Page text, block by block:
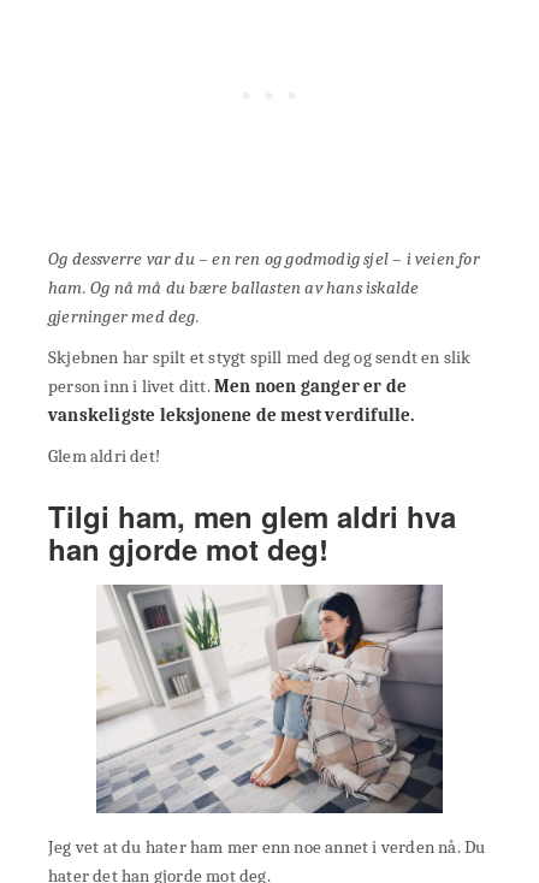
Og dessverre var du – en ren og godmodig sjel – i veien for
ham. Og nå må du bære ballasten av hans iskalde
gjerninger med deg.
Skjebnen har spilt et stygt spill med deg og sendt en slik
person inn i livet ditt.Men noen ganger er de
vanskeligste leksjonene de mest verdifulle.
Glem aldri det!
Tilgi ham, men glem aldri hva
han gjorde mot deg!
Jeg vet at du hater ham mer enn noe annet i verden nå. Du
hater det han gjorde mot deg.